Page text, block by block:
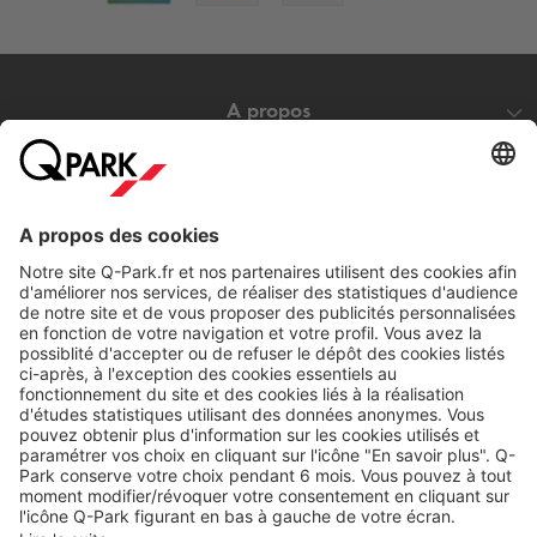
A propos
Nos services
Cookies
Copyright
CGV